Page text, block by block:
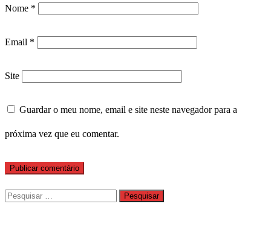
Nome *
Email *
Site
Guardar o meu nome, email e site neste navegador para a
próxima vez que eu comentar.
Pesquisar
por: